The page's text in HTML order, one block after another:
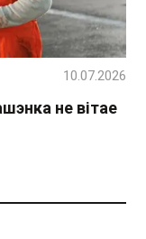
не вітае
10.07.2026